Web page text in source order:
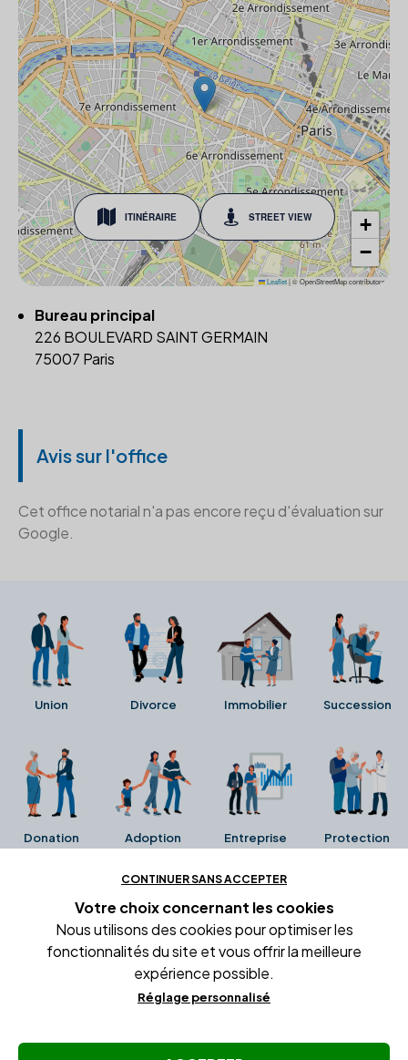
ITINÉRAIRE STREET VIEW
+
−
Leaflet|© OpenStreetMap contributors
Bureau principal
226 BOULEVARD SAINT GERMAIN
75007 Paris
Avis sur l'office
Cet office notarial n'a pas encore reçu d'évaluation sur
Google.
Union Divorce Immobilier Succession
Donation Adoption Entreprise Protection
Ces avis proviennent directement de la fiche Google
Business de l'office notarial. Ils n'ont ni été collectés ni
été vérifiés par Alexia.fr.
Conditions générales d'utilisation
Gestion des cookies
CONTINUER SANS ACCEPTER
Votre choix concernant les cookies
Nous utilisons des cookies pour optimiser les
fonctionnalités du site et vous offrir la meilleure
expérience possible.
Réglage personnalisé